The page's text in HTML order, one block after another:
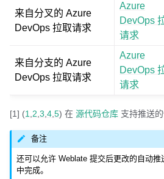
来自分叉的 Azure
DevOps 拉取请求
Azure
DevOps
请求
来自分支的 Azure
DevOps 拉取请求
Azure
DevOps
请求
[1] (1 2 3 4 5) 在 源代码仓库 支持推送
备注
还可以允许 Weblate 提交后更改的自动
中完成。